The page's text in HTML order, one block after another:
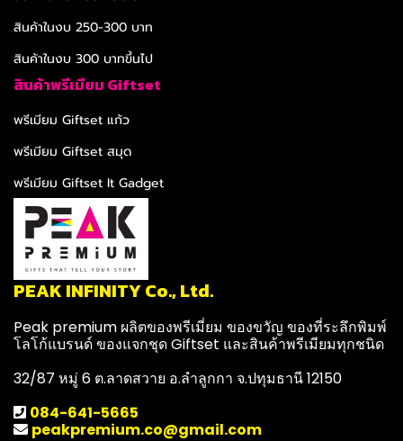
สินค้าในงบ 250-300 บาท
สินค้าในงบ 300 บาทขึ้นไป
สินค้าพรีเมียม Giftset
พรีเมียม Giftset แก้ว
พรีเมียม Giftset สมุด
พรีเมียม Giftset It Gadget
PEAK INFINITY Co., Ltd.
Peak premium ผลิตของพรีเมี่ยม ของขวัญ ของที่ระลึกพิมพ์
โลโก้แบรนด์ ของแจกชุด Giftset และสินค้าพรีเมียมทุกชนิด
32/87 หมู่ 6 ต.ลาดสวาย อ.ลำลูกกา จ.ปทุมธานี 12150
084-641-5665
peakpremium.co@gmail.com